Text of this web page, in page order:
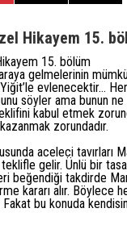
Hikayem 15.
15. bölüm
gelmelerinin
evlenecektir… Her
söyler ama bunun
kabul etmek
zorundadır.
aceleci tavırları
gelir. Ünlü bir
beğendiği takdirde
kararı alır. Böylece
bu konuda